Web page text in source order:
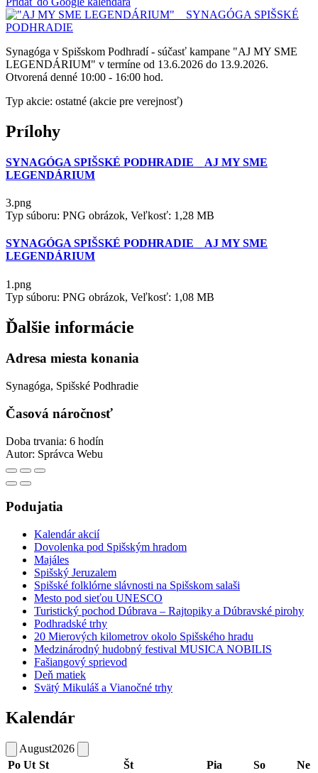
Synagóga v Spišskom Podhradí - súčasť kampane "AJ MY SME
LEGENDÁRIUM" v termíne od 13.6.2026 do 13.9.2026.
Otvorená denné 10:00 - 16:00 hod.
Typ akcie: ostatné (akcie pre verejnosť)
Prílohy
SYNAGÓGA SPIŠSKÉ PODHRADIE _ AJ MY SME
LEGENDÁRIUM
3.png
Typ súboru: PNG obrázok, Veľkosť: 1,28 MB
SYNAGÓGA SPIŠSKÉ PODHRADIE _ AJ MY SME
LEGENDÁRIUM
1.png
Typ súboru: PNG obrázok, Veľkosť: 1,08 MB
Ďalšie informácie
Adresa miesta konania
Synagóga, Spišské Podhradie
Časová náročnosť
Doba trvania: 6 hodín
Autor: Správca Webu
Podujatia
Kalendár akcií
Dovolenka pod Spišským hradom
Majáles
Spišský Jeruzalem
Spišské folklórne slávnosti na Spišskom salaši
Mesto pod sieťou UNESCO
Turistický pochod Dúbrava – Rajtopiky a Dúbravské pirohy
Podhradské trhy
20 Mierových kilometrov okolo Spišského hradu
Medzinárodný hudobný festival MUSICA NOBILIS
Fašiangový sprievod
Deň matiek
Svätý Mikuláš a Vianočné trhy
Kalendár
August2026
Po Ut St Št Pia So Ne